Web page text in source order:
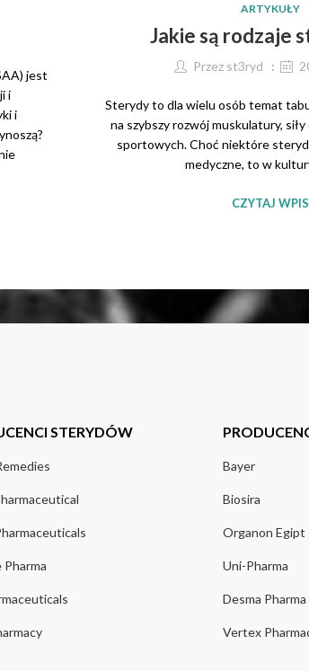
jest
i
i
ARTYKUŁY
Jakie są rodzaje
Przez st3ryd
Sterydy to dla wielu osób temat
na szybszy rozwój muskulatury,
sportowych. Choć niektóre
medyczne, to w
CZYTAJ WPIS
STERYDÓW
Pharma
Bayer
Biosira
Organon Egipt
Uni-Pharma
Desma Pharma
Vertex